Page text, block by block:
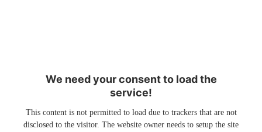
We need your consent to load the
service!
This content is not permitted to load due to trackers that are not
disclosed to the visitor. The website owner needs to setup the site